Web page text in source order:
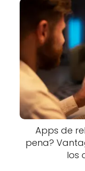
Apps de
pena?
los